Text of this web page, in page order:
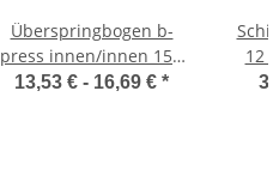
Überspringbogen b-
press innen/innen 15 -
22 mm - Kupfer
13,53 € - 16,69 € *
12